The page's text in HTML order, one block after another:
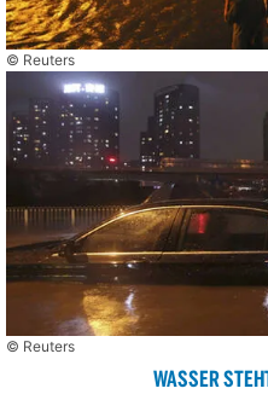
© Reuters
© Reuters
WASSER